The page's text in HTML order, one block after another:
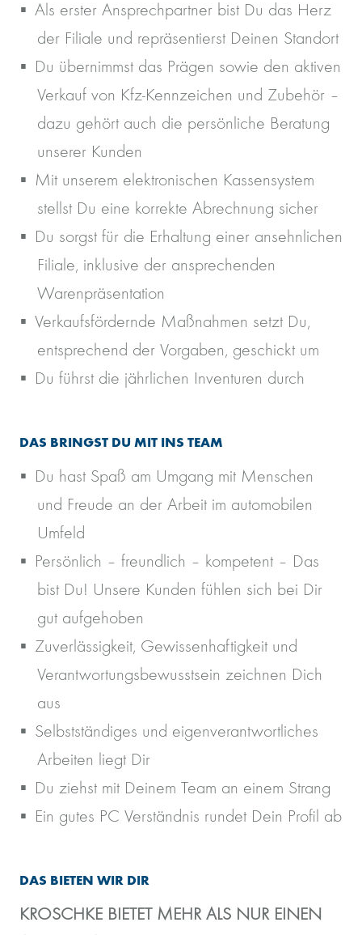
Als erster Ansprechpartner bist Du das Herz
der Filiale und repräsentierst Deinen Standort
Du übernimmst das Prägen sowie den aktiven
Verkauf von Kfz-Kennzeichen und Zubehör –
dazu gehört auch die persönliche Beratung
unserer Kunden
Mit unserem elektronischen Kassensystem
stellst Du eine korrekte Abrechnung sicher
Du sorgst für die Erhaltung einer ansehnlichen
Filiale, inklusive der ansprechenden
Warenpräsentation
Verkaufsfördernde Maßnahmen setzt Du,
entsprechend der Vorgaben, geschickt um
Du führst die jährlichen Inventuren durch
DAS BRINGST DU MIT INS TEAM
Du hast Spaß am Umgang mit Menschen
und Freude an der Arbeit im automobilen
Umfeld
Persönlich – freundlich – kompetent – Das
bist Du! Unsere Kunden fühlen sich bei Dir
gut aufgehoben
Zuverlässigkeit, Gewissenhaftigkeit und
Verantwortungsbewusstsein zeichnen Dich
aus
Selbstständiges und eigenverantwortliches
Arbeiten liegt Dir
Du ziehst mit Deinem Team an einem Strang
Ein gutes PC Verständnis rundet Dein Profil ab
DAS BIETEN WIR DIR
KROSCHKE BIETET MEHR ALS NUR EINEN